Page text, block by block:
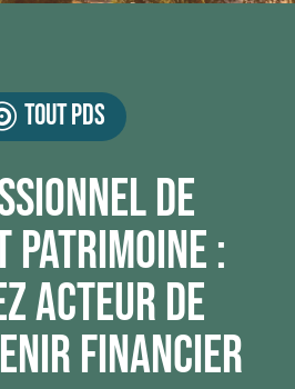
tout pds
de
patrimoine :
acteur de
financier